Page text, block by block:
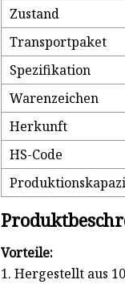
Zustand
Transportpaket
Spezifikation
Warenzeichen
Herkunft
HS-Code
Vorteile:
1. Hergestellt aus